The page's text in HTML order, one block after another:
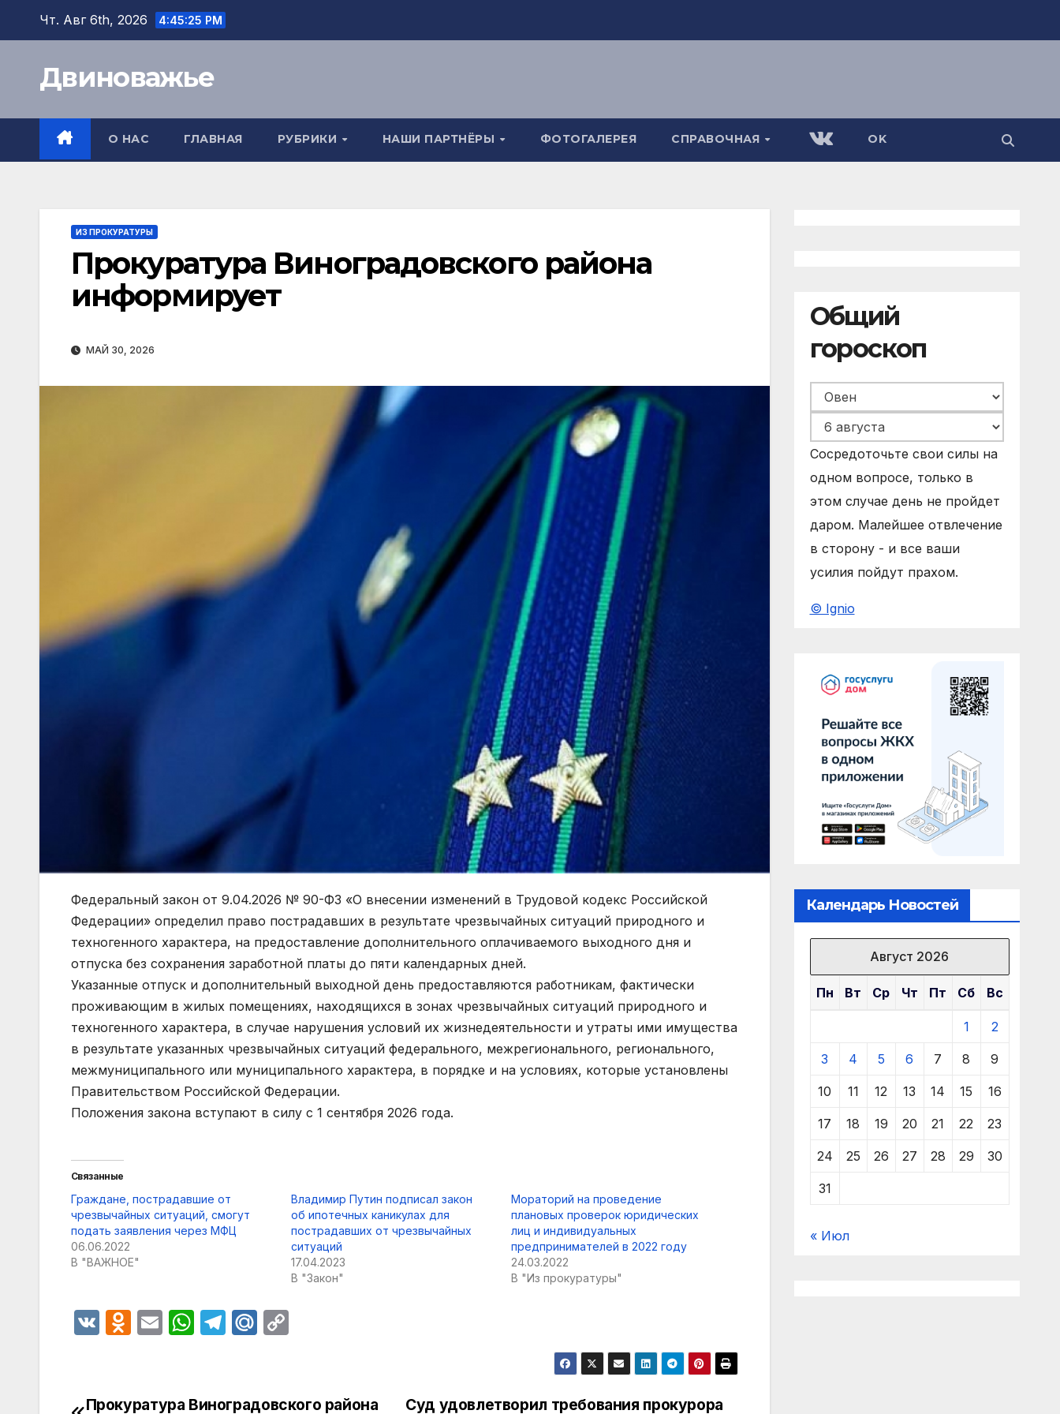
Перейти
Чт. Авг 6th, 2026 4:45:26 PM
Двиноважье
О НАС ГЛАВНАЯ РУБРИКИ НАШИ ПАРТНЁРЫ ФОТОГАЛЕРЕЯ СПРАВОЧНАЯ OK
ИЗ ПРОКУРАТУРЫ
Прокуратура Виноградовского района
информирует
МАЙ 30, 2026
Федеральный закон от 9.04.2026 № 90-ФЗ «О внесении изменений в Трудовой кодекс Российской
Федерации» определил право пострадавших в результате чрезвычайных ситуаций природного и
техногенного характера, на предоставление дополнительного оплачиваемого выходного дня и
отпуска без сохранения заработной платы до пяти календарных дней.
Указанные отпуск и дополнительный выходной день предоставляются работникам, фактически
проживающим в жилых помещениях, находящихся в зонах чрезвычайных ситуаций природного и
техногенного характера, в случае нарушения условий их жизнедеятельности и утраты ими имущества
в результате указанных чрезвычайных ситуаций федерального, межрегионального, регионального,
межмуниципального или муниципального характера, в порядке и на условиях, которые установлены
Правительством Российской Федерации.
Положения закона вступают в силу с 1 сентября 2026 года.
Связанные
Граждане, пострадавшие от
чрезвычайных ситуаций, смогут
подать заявления через МФЦ
06.06.2022
В "ВАЖНОЕ"
Владимир Путин подписал закон
об ипотечных каникулах для
пострадавших от чрезвычайных
ситуаций
17.04.2023
В "Закон"
Мораторий на проведение
плановых проверок юридических
лиц и индивидуальных
предпринимателей в 2022 году
24.03.2022
В "Из прокуратуры"
V
O
o
E
W
s
T
gr
M
u
y
Суд удовлетворил требования прокурора
Прокуратура Виноградовского района
Общий
гороскоп
Сосредоточьте свои силы на
одном вопросе, только в
этом случае день не пройдет
даром. Малейшее отвлечение
в сторону - и все ваши
усилия пойдут прахом.
© Ignio
Календарь Новостей
Август 2026
Пн Вт Ср Чт Пт Сб Вс
1 2
3 4 5 6 7 8 9
10 11 12 13 14 15 16
17 18 19 20 21 22 23
24 25 26 27 28 29 30
31
« Июл